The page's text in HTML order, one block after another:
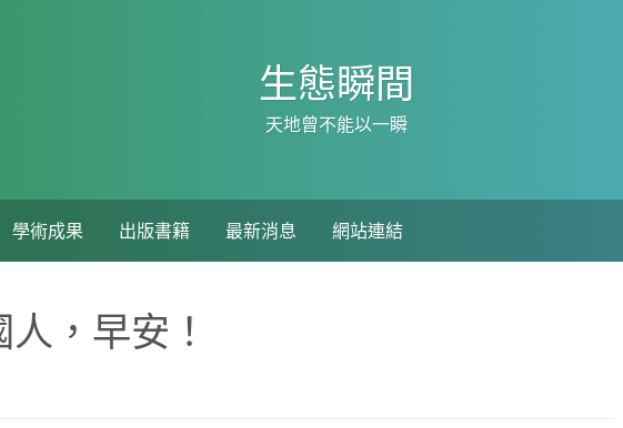
生態瞬間
天地曾不能以一瞬
學術成果 出版書籍 最新消息 網站連結
，早安！